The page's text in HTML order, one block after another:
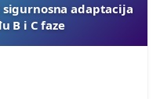
adaptacija
B i C faze